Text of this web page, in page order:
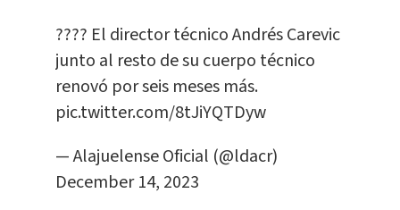
???? El director técnico Andrés Carevic
junto al resto de su cuerpo técnico
renovó por seis meses más.
pic.twitter.com/8tJiYQTDyw
— Alajuelense Oficial (@ldacr)
December 14, 2023